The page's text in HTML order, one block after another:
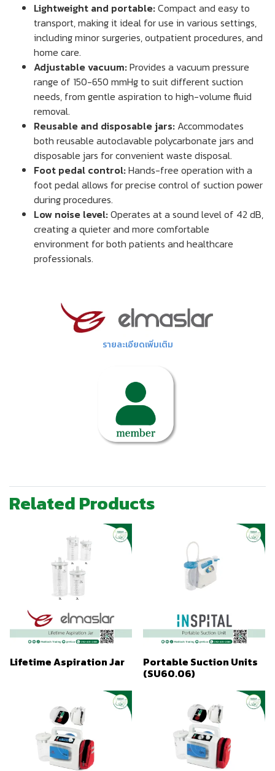
Lightweight and portable:Compact and easy to
transport, making it ideal for use in various settings,
including minor surgeries, outpatient procedures, and
home care.
Adjustable vacuum:Provides a vacuum pressure
range of 150-650 mmHg to suit different suction
needs, from gentle aspiration to high-volume fluid
removal.
Reusable and disposable jars: Accommodates
both reusable autoclavable polycarbonate jars and
disposable jars for convenient waste disposal.
Foot pedal control:Hands-free operation with a
foot pedal allows for precise control of suction power
during procedures.
Low noise level:Operates at a sound level of 42 dB,
creating a quieter and more comfortable
environment for both patients and healthcare
professionals.
รายละเอียดเพิ่มเติม
Related Products
Lifetime Aspiration Jar Portable Suction Units
(SU60.06)